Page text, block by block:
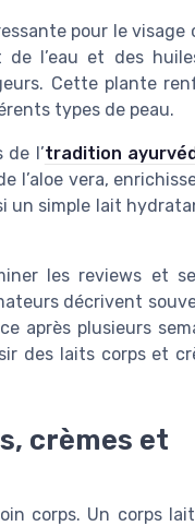
pour le visage
de l’eau et des
Cette plante
types de peau.
l’tradition
l’aloe vera,
un simple lait
les reviews et
décrivent
après plusieurs
des laits corps et
crèmes et
corps. Un corps